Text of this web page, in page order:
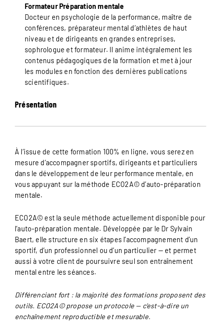
Formateur Préparation mentale
Docteur en psychologie de la performance, maître de
conférences, préparateur mental d’athlètes de haut
niveau et de dirigeants en grandes entreprises,
sophrologue et formateur. Il anime intégralement les
contenus pédagogiques de la formation et met à jour
les modules en fonction des dernières publications
scientifiques.
Présentation
À l’issue de cette formation 100% en ligne, vous serez en
mesure d’accompagner sportifs, dirigeants et particuliers
dans le développement de leur performance mentale, en
vous appuyant sur la méthode ECO2A© d’auto-préparation
mentale.
ECO2A© est la seule méthode actuellement disponible pour
l’auto-préparation mentale. Développée par le Dr Sylvain
Baert, elle structure en six étapes l’accompagnement d’un
sportif, d’un professionnel ou d’un particulier — et permet
aussi à votre client de poursuivre seul son entraînement
mental entre les séances.
Différenciant fort : la majorité des formations proposent des
outils. ECO2A© propose un protocole — c’est-à-dire un
enchaînement reproductible et mesurable.